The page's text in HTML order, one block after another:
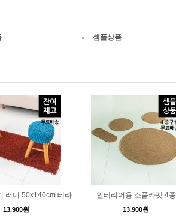
셈플상품
러너 50x140cm 테라
13,900원
인테리어용 소품카펫 4종
13,900원